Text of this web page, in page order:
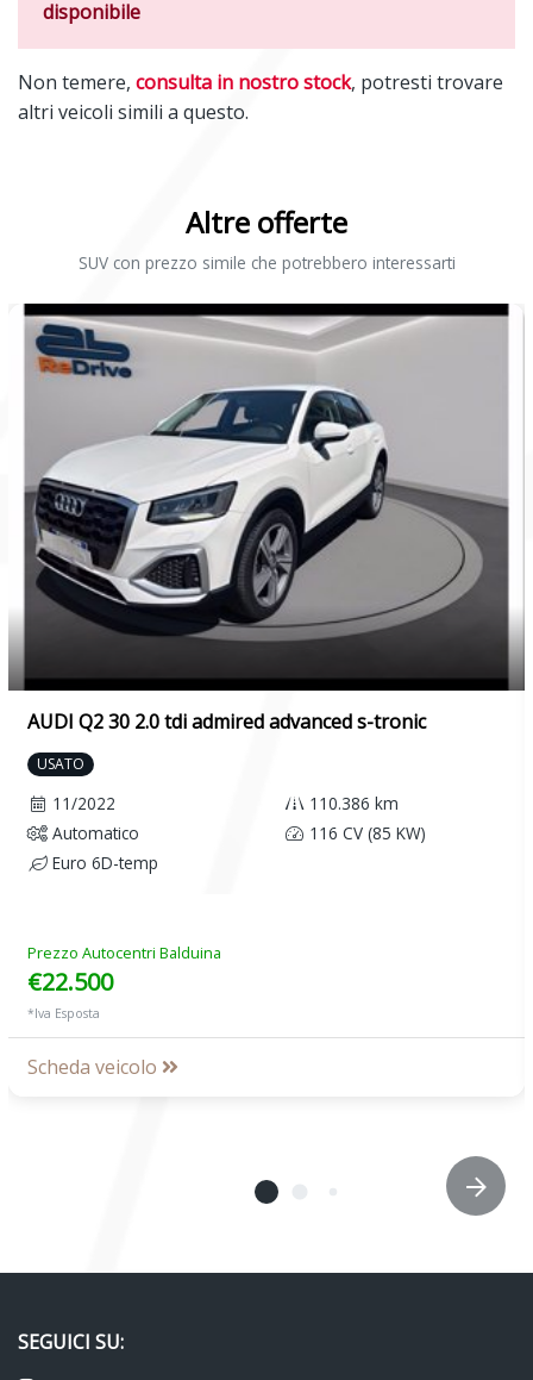
disponibile
Non temere, consulta in nostro stock, potresti trovare
altri veicoli simili a questo.
Altre offerte
SUV con prezzo simile che potrebbero interessarti
AUDI Q2 30 2.0 tdi admired advanced s-tronic
USATO
11/2022
110.386 km
Automatico
116 CV (85 KW)
Euro 6D-temp
Prezzo Autocentri Balduina
€22.500
*Iva Esposta
Scheda veicolo
SEGUICI SU: